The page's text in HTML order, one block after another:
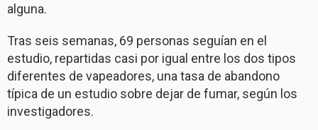
alguna.
Tras seis semanas, 69 personas seguían en el
estudio, repartidas casi por igual entre los dos tipos
diferentes de vapeadores, una tasa de abandono
típica de un estudio sobre dejar de fumar, según los
investigadores.